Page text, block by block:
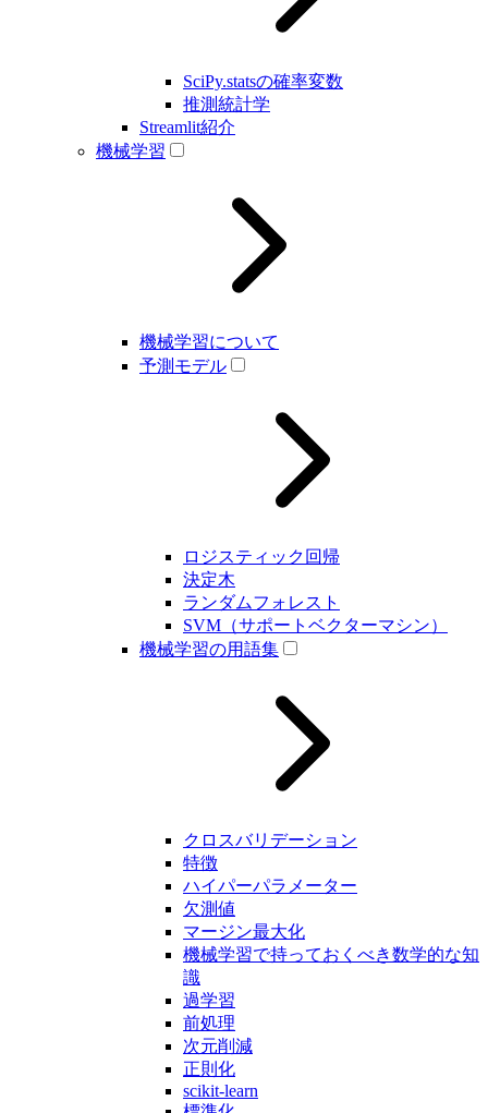
SciPy.statsの確率変数
推測統計学
Streamlit紹介
機械学習
機械学習について
予測モデル
ロジスティック回帰
決定木
ランダムフォレスト
SVM（サポートベクターマシン）
機械学習の用語集
クロスバリデーション
特徴
ハイパーパラメーター
欠測値
マージン最大化
機械学習で持っておくべき数学的な知
識
過学習
前処理
次元削減
正則化
scikit-learn